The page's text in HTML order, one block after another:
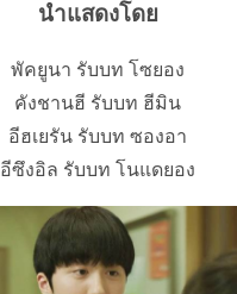
นำแสดงโดย
พัคยูนา รับบท โซยอง
คังชานฮี รับบท ฮีมิน
อีฮเยรัน รับบท ซองอา
อีซึงอิล รับบท โนแดยอง